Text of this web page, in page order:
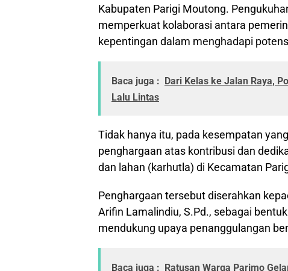
Kabupaten Parigi Moutong.
memperkuat kolaborasi antara
kepentingan dalam menghadapi
Baca juga :
Dari Kelas ke Jalan Raya,
Lalu Lintas
Tidak hanya itu, pada kesempatan
penghargaan atas kontribusi dan
dan lahan (karhutla) di Kecamatan
Penghargaan tersebut diserahkan
Arifin Lamalindiu, S.Pd., sebagai
mendukung upaya penanggulangan
Baca juga : Ratusan Warga Parimo